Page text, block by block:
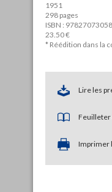
1951
298 pages
ISBN :
23.50 €
* Réédition dans la
Lire les
Feuilleter
Imprimer